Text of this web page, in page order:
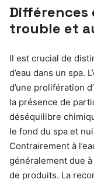
Différences
trouble et
Il est crucial de
d’eau dans un spa.
d’une prolifération
la présence de
déséquilibre
le fond du spa et
Contrairement à
généralement due
de produits. La